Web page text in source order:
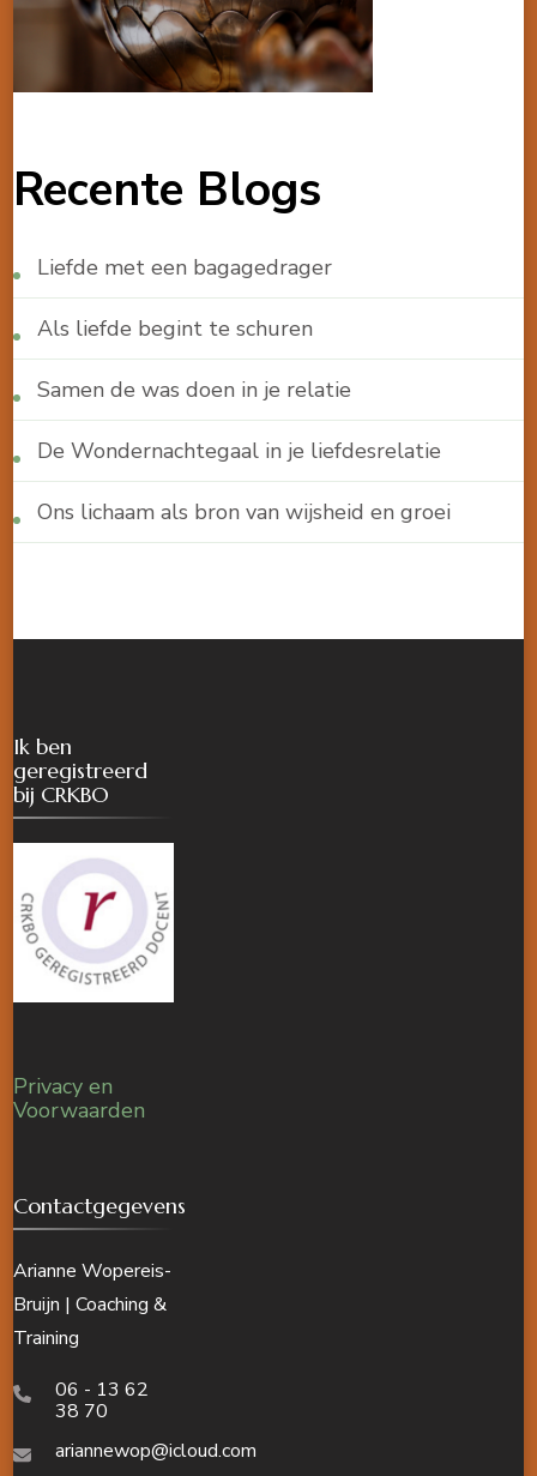
Recente Blogs
Liefde met een bagagedrager
Als liefde begint te schuren
Samen de was doen in je relatie
De Wondernachtegaal in je liefdesrelatie
Ons lichaam als bron van wijsheid en groei
Ik ben
geregistreerd
bij CRKBO
Privacy en
Voorwaarden
Contactgegevens
Arianne Wopereis-
Bruijn | Coaching &
Training
06 - 13 62
38 70
ariannewop@icloud.com